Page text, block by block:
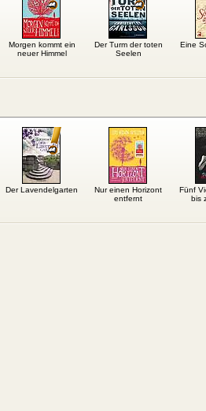
Morgen kommt ein
neuer Himmel
Der Turm der toten
Seelen
Eine
Der Lavendelgarten
Nur einen Horizont
entfernt
Fünf
bis